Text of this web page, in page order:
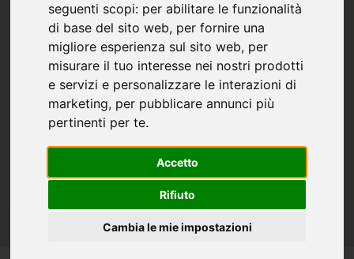
seguenti scopi: per abilitare le funzionalità
di base del sito web, per fornire una
migliore esperienza sul sito web, per
misurare il tuo interesse nei nostri prodotti
e servizi e personalizzare le interazioni di
marketing, per pubblicare annunci più
pertinenti per te.
Accetto
Rifiuto
Cambia le mie impostazioni